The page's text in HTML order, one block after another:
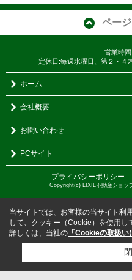
ペー
営業時
定休日:毎週水曜日、第２・４
ホーム
会社概要
お問い合わせ
PCサイト
プライバシーポリシー ｜
Copyright(c) LIXIL不動産ショッ
当サイトでは、お客様の当サイト利
して、クッキー（Cookie）を使用し
詳しくは、当社の 「Cookieの取扱い